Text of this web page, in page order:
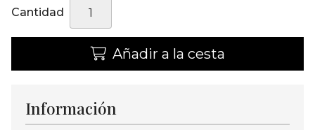
Cantidad
Añadir a la cesta
Información